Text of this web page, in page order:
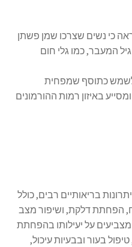
מ-2020 הראה כי נשים שצרכו שמן פשתן
המעבר, כמו גלי חום
לשמש כתוסף שמפחית
באיזון רמות ההורמונים
בריאותיים רבים, כולל
הפחתת דלקת, ושיפור מצב
על יעילותו בהפחתת
בעור ובבעיות עיכול,